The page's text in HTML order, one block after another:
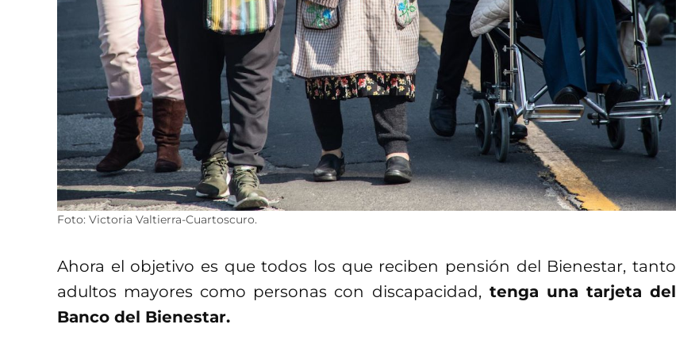
Foto: Victoria Valtierra-Cuartoscuro.
Ahora el objetivo es que todos los que reciben pensión del Bienestar, tanto
adultos mayores como personas con discapacidad,tenga una tarjeta del
Banco del Bienestar.